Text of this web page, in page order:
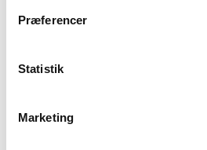
Præferencer
Statistik
Marketing